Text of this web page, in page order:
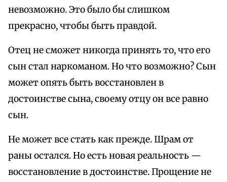
невозможно. Это было бы слишком
прекрасно, чтобы быть правдой.
Отец не сможет никогда принять то, что его
сын стал наркоманом. Но что возможно? Сын
может опять быть восстановлен в
достоинстве сына, своему отцу он все равно
сын.
Не может все стать как прежде. Шрам от
раны остался. Но есть новая реальность —
восстановление в достоинстве. Прощение не